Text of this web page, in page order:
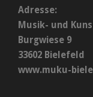
Adresse:
Musik- und
Burgwiese 9
33602 Bielefeld
www.muku-